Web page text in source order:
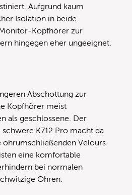
Aufgrund kaum
Isolation in beide
Kopfhörer zur
hingegen eher ungeeignet.
Abschottung zur
Kopfhörer meist
als geschlossene. Der
K712 Pro macht da
ohrumschließenden Velours
eine komfortable
bei normalen
Ohren.